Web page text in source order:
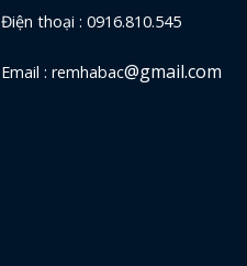
Điện thoại : 0916.810.545
Email : remhabac@gmail.com